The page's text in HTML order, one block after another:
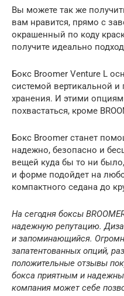
Вы можете так же
вам нравится, прямо с
окрашенный по коду
получите идеально
Бокс Broomer Venture L
системой вертикальной и
хранения. И этими
похвастаться, кроме
Бокс Broomer станет
надежно, безопасно и
вещей куда бы то ни
и форме подойдет на
компактного седана до
На сегодня боксы
надежную репутацию.
и запоминающийся.
запатентованных опций,
положительные отзывы
бокса приятным и
компания может себе